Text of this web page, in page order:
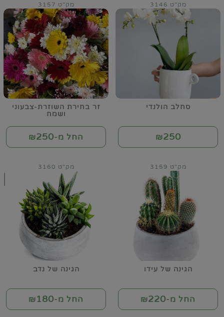
סחלב הולנדי
מק"ט 3146
₪250
זר בחירת השוזרת-צבעוני
ושמח
מק"ט 3157
החל מ-₪250
הגינה של עידו
מק"ט 3159
החל מ-₪220
הגינה של נדב
מק"ט 3160
החל מ-₪180